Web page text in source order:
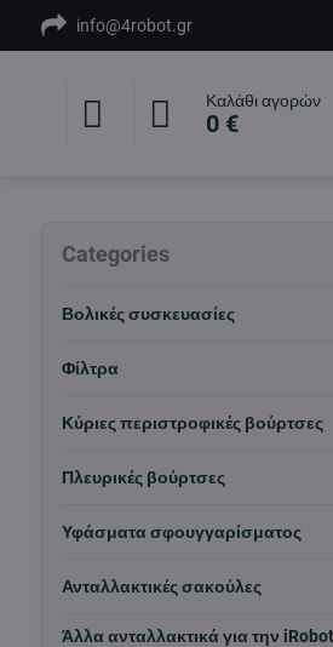
info@4robot.gr
Καλάθι αγορών
0 €
Categories
Βολικές συσκευασίες
Φίλτρα
Κύριες περιστροφικές βούρτσες
Πλευρικές βούρτσες
Υφάσματα σφουγγαρίσματος
Ανταλλακτικές σακούλες
Άλλα ανταλλακτικά για την iRobot